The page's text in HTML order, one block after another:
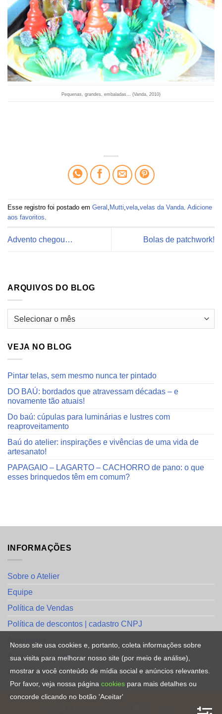
Pequenas, grandes, embaladas… (Vanda, 2010)
Esse registro foi postado em Geral , Mutti,vela,velas da Vanda. Adicione
aos favoritos.
Advento chegou… Bolas de patchwork!
ARQUIVOS DO BLOG
VEJA NO BLOG
Pintar telas, sem mesmo nunca ter pintado
DO BAÚ: bordados que atravessam décadas – e
novamente tão atuais!
Do baú: cúpulas para luminárias e lustres com
reaproveitamento
Baú do atelier: inspirações e vivências de uma vida de
artesanato!
PAPAGAIO – LAGARTO – CACHORRO de pano: o que
esses brinquedos têm em comum?
INFORMAÇÕES
Sobre o Atelier
Equipe
Política de Vendas
Política de descontos | cadastro CNPJ
Avalie a sua compra
Contato
Nosso site usa cookies e, portanto, coleta informações sobre
sua visita para melhorar nosso site (por meio de análise),
mostrar a você conteúdo de mídia social e anúncios relevantes.
Por favor, veja nossa página cookies para mais detalhes ou
concorde clicando no botão 'Aceitar'